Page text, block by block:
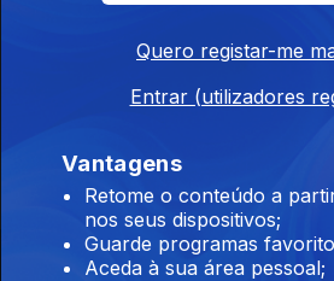
Instale a aplicação
Disponível para iOS, Android,
CarPlay
Quero registar-me
Entrar (utilizadores
Vantagens
Retome o conteúdo a
nos seus dispositivos;
Guarde programas
Aceda à sua área pessoal;